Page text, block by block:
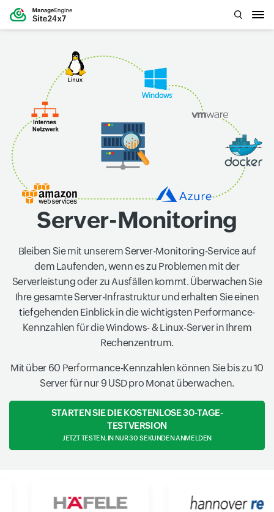
Server-Monitoring
Bleiben Sie mit unserem Server-Monitoring-Service auf
dem Laufenden, wenn es zu Problemen mit der
Serverleistung oder zu Ausfällen kommt. Überwachen Sie
Ihre gesamte Server-Infrastruktur und erhalten Sie einen
tiefgehenden Einblick in die wichtigsten Performance-
Kennzahlen für die Windows- & Linux-Server in Ihrem
Rechenzentrum.
Mit über 60 Performance-Kennzahlen können Sie bis zu 10
Server für nur 9 USD pro Monat überwachen.
STARTEN SIE DIE KOSTENLOSE 30-TAGE-
TESTVERSION
JETZT TESTEN, IN NUR 30 SEKUNDEN ANMELDEN